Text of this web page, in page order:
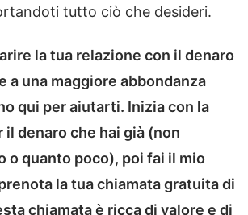
tutto ciò che desideri.
la tua relazione con il denaro
a una maggiore abbondanza
qui per aiutarti. Inizia con la
denaro che hai già (non
o quanto poco), poi fai il mio
la tua chiamata gratuita di
chiamata è ricca di valore e di